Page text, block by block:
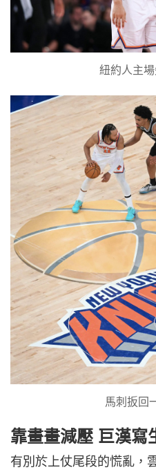
紐約人主
馬刺扳回
靠畫畫減壓 巨漢寫
有別於上仗尾段的慌亂，